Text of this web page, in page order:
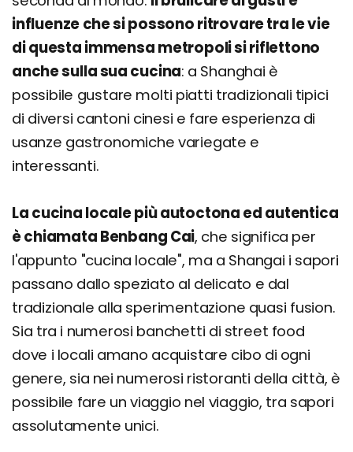
influenze che si possono ritrovare tra le vie
di questa immensa metropoli si riflettono
anche sulla sua cucina: a Shanghai è
possibile gustare molti piatti tradizionali tipici
di diversi cantoni cinesi e fare esperienza di
usanze gastronomiche variegate e
interessanti.
La cucina locale più autoctona ed autentica
è chiamata Benbang Cai, che significa per
l'appunto "cucina locale", ma a Shangai i sapori
passano dallo speziato al delicato e dal
tradizionale alla sperimentazione quasi fusion.
Sia tra i numerosi banchetti di street food
dove i locali amano acquistare cibo di ogni
genere, sia nei numerosi ristoranti della città, è
possibile fare un viaggio nel viaggio, tra sapori
assolutamente unici.